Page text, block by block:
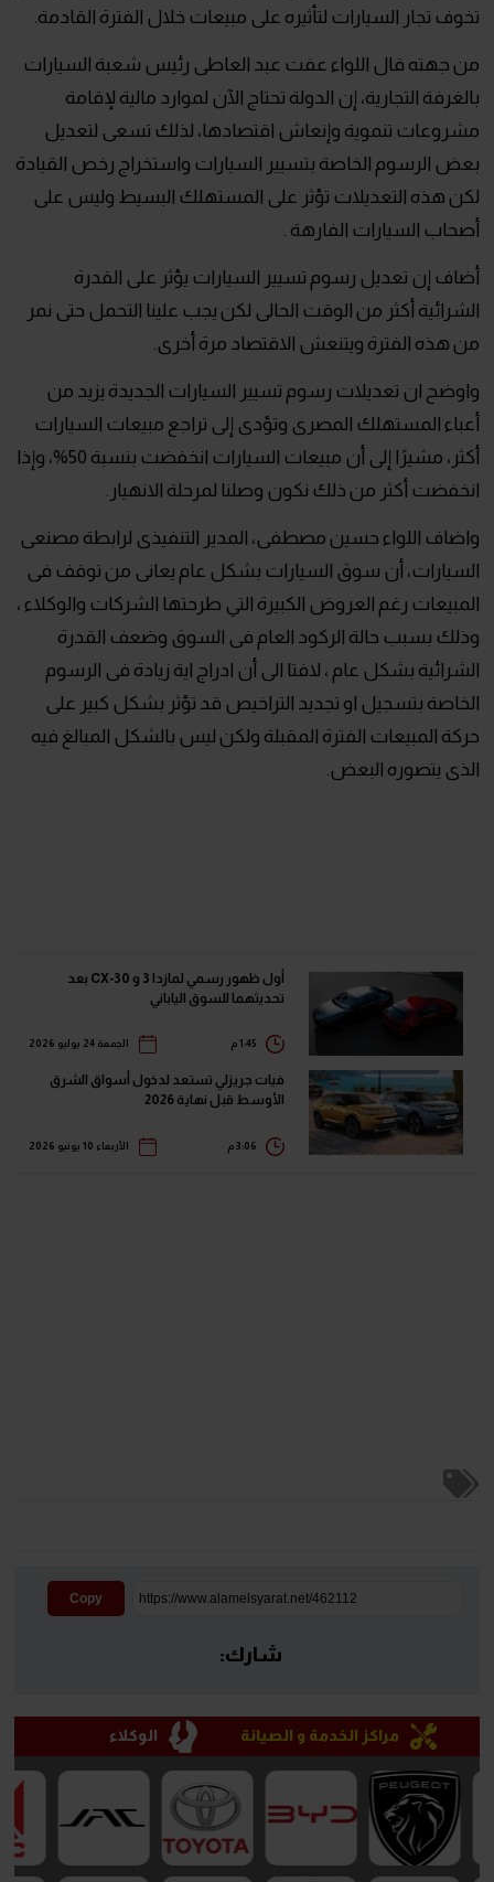
تخوف تجار السيارات لتأثيره على مبيعات خلال الفترة القادمة.
من جهته قال اللواء عفت عبد العاطى رئيس شعبة السيارات
بالغرفة التجارية، إن الدولة تحتاج الآن لموارد مالية لإقامة
مشروعات تنموية وإنعاش اقتصادها، لذلك تسعى لتعديل
بعض الرسوم الخاصة بتسيير السيارات واستخراج رخص القيادة
لكن هذه التعديلات تؤثر على المستهلك البسيط وليس على
أصحاب السيارات الفارهة .
أضاف إن تعديل رسوم تسيير السيارات يؤثر على القدرة
الشرائية أكثر من الوقت الحالى لكن يجب علينا التحمل حتى نمر
من هذه الفترة ويتنعش الاقتصاد مرة أخرى.
واوضح ان تعديلات رسوم تسيير السيارات الجديدة يزيد من
أعباء المستهلك المصرى وتؤدى إلى تراجع مبيعات السيارات
أكثر، مشيرًا إلى أن مبيعات السيارات انخفضت بنسبة 50%، وإذا
انخفضت أكثر من ذلك نكون وصلنا لمرحلة الانهيار.
واضاف اللواء حسين مصطفى، المدير التنفيذى لرابطة مصنعى
السيارات، أن سوق السيارات بشكل عام يعانى من توقف فى
المبيعات رغم العروض الكبيرة التي طرحتها الشركات والوكلاء ،
وذلك بسبب حالة الركود العام فى السوق وضعف القدرة
الشرائية بشكل عام ، لافتا الى أن ادراج اية زيادة فى الرسوم
الخاصة بتسجيل او تجديد التراخيص قد تؤثر بشكل كبير على
حركة المبيعات الفترة المقبلة ولكن ليس بالشكل المبالغ فيه
الذى يتصوره البعض.
أول ظهور رسمي لمازدا 3 و CX-30 بعد
تحديثهما للسوق الياباني
الجمعة 24 يوليو 2026
فيات جريزلي تستعد لدخول أسواق الشرق
الأوسط قبل نهاية 2026
الأربعاء 10 يونيو 2026
Copy
شارك:
مراكز الخدمة و الصيانة الوكلاء